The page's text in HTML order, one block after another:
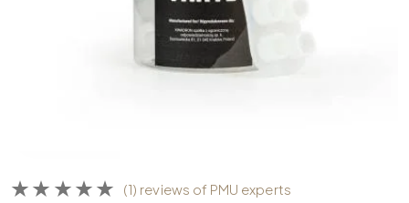
(1) reviews of PMU experts